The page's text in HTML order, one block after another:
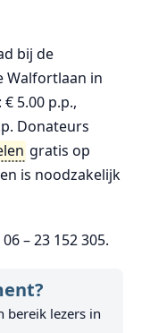
bij de
Walfortlaan in
5.00 p.p.,
Donateurs
gratis op
is noodzakelijk
– 23 152 305.
bereik lezers in